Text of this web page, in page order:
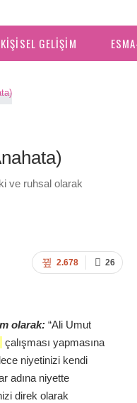
KIŞISEL GELIŞIM
ve ruhsal olarak
26
2.678
olarak: “Ali Umut
çalışması yapmasına
niyetinizi kendi
adına niyette
direk olarak